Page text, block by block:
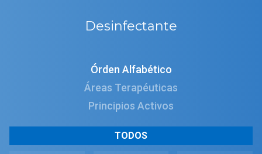
Desinfectante
Órden Alfabético
Áreas Terapéuticas
Principios Activos
TODOS